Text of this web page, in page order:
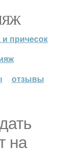
причесок
отзывы
на